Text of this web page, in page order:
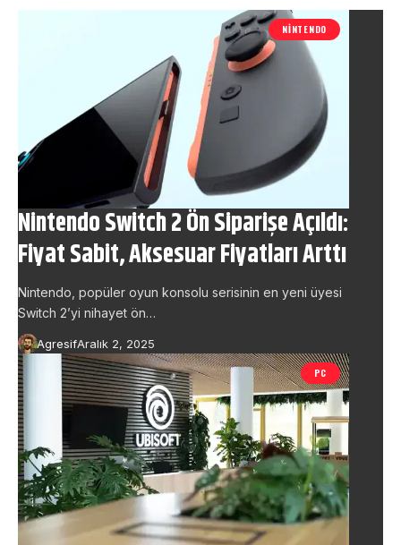
NINTENDO
Nintendo Switch 2 Ön Siparişe Açıldı:
Fiyat Sabit, Aksesuar Fiyatları Arttı
Nintendo, popüler oyun konsolu serisinin en yeni üyesi
Switch 2’yi nihayet ön…
AgresifAralık 2, 2025
PC